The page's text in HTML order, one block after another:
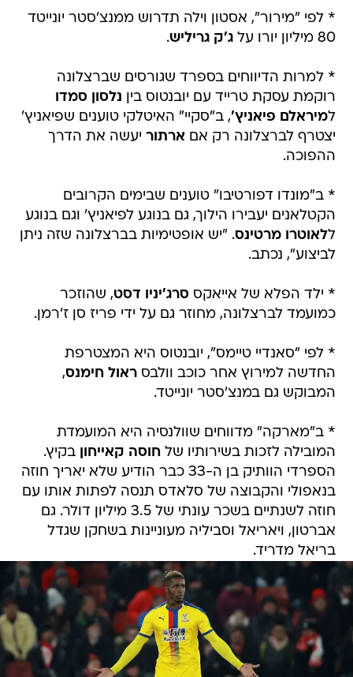
* לפי "מירור", אסטון וילה תדרוש ממנצ'סטר יונייטד
80 מיליון יורו על
ג'ק גריליש.
* למרות הדיווחים בספרד שגורסים שברצלונה
רוקמת עסקת טרייד עם יובנטוס בין נלסון סמדו
למיראלם פיאניץ', ב"סקיי" האיטלקי טוענים שפיאניץ'
יצטרף לברצלונה רק אם ארתור יעשה את הדרך
ההפוכה.
* ב"מונדו דפורטיבו" טוענים שבימים הקרובים
הקטלאנים יעבירו הילוך, גם בנוגע לפיאניץ' וגם בנוגע
ללאוטרו מרטינס. "יש אופטימיות בברצלונה שזה ניתן
לביצוע", נכתב.
* ילד הפלא של אייאקססרג'יניו דסט, שהוזכר
כמועמד לברצלונה, מחוזר גם על ידי פריז סן ז'רמן.
* לפי "סאנדיי טיימס", יובנטוס היא המצטרפת
החדשה למירוץ אחר כוכב וולבסראול חימנס,
המבוקש גם במנצ'סטר יונייטד.
* ב"מארקה" מדווחים שוולנסיה היא המועמדת
המובילה לזכות בשירותיו שלחוסה קאייחון בקיץ.
הספרדי הוותיק בן ה-33 כבר הודיע שלא יאריך חוזה
בנאפולי והקבוצה של סלאדס תנסה לפתות אותו עם
חוזה לשנתיים בשכר עונתי של 3.5 מיליון דולר. גם
אברטון, ויאריאל וסביליה מעוניינות בשחקן שגדל
בריאל מדריד.